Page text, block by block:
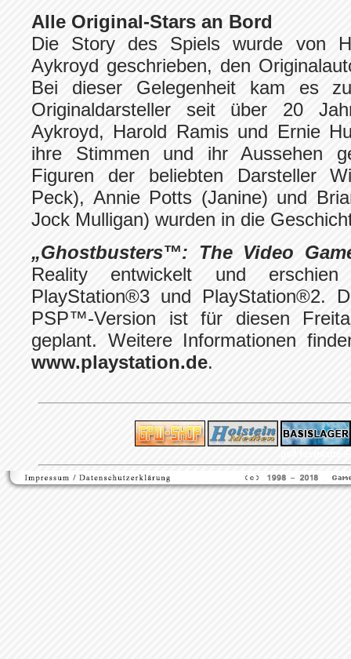
Alle Original-Stars an Bord
Die Story des Spiels wurde von
Aykroyd geschrieben, den
Bei dieser Gelegenheit kam es
Originaldarsteller seit über 20
Aykroyd, Harold Ramis und Ernie
ihre Stimmen und ihr Aussehen
Figuren der beliebten Darsteller
Peck), Annie Potts (Janine) und
Jock Mulligan) wurden in die
„Ghostbusters™: The Video
Reality entwickelt und
PlayStation®3 und PlayStation®2.
PSP™-Version ist für diesen
geplant. Weitere Informationen
www.playstation.de.